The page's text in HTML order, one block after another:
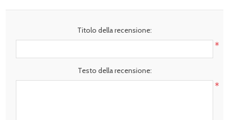
Titolo della recensione:
*
Testo della recensione:
*